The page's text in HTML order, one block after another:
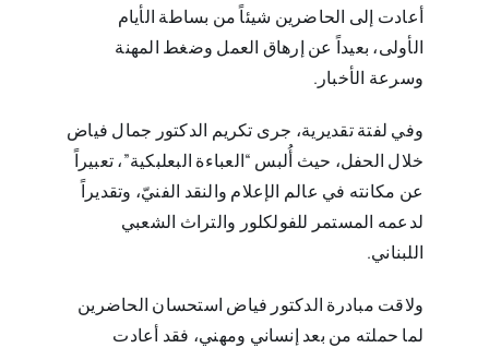
أعادت إلى الحاضرين شيئاً من بساطة الأيام
الأولى، بعيداً عن إرهاق العمل وضغط المهنة
وسرعة الأخبار.
وفي لفتة تقديرية، جرى تكريم الدكتور جمال فياض
خلال الحفل، حيث أُلبس “العباءة البعلبكية”، تعبيراً
عن مكانته في عالم الإعلام والنقد الفنيّ، وتقديراً
لدعمه المستمر للفولكلور والتراث الشعبي
اللبناني.
ولاقت مبادرة الدكتور فياض استحسان الحاضرين
لما حملته من بعد إنساني ومهني، فقد أعادت